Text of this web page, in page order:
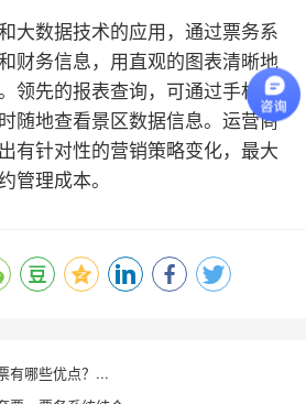
大数据技术的应用，通过票务系
财务信息，用直观的图表清晰地
领先的报表查询，可通过手机查
随地查看景区数据信息。运营商
有针对性的营销策略变化，最大
管理成本。
有哪些优点？...